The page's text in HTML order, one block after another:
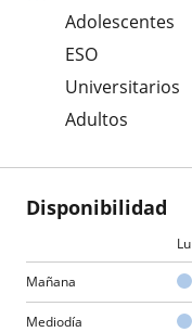
Adolescentes
ESO
Universitarios
Adultos
Disponibilidad
Lu
Mañana
Mediodía